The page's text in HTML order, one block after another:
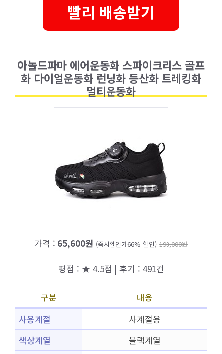
빨리 배송받기
아놀드파마 에어운동화 스파이크리스 골프
화 다이얼운동화 런닝화 등산화 트레킹화
멀티운동화
가격 : 65,600원 (즉시할인가66% 할인) 198,000원
평점 : ★ 4.5점 | 후기 : 491건
구분
내용
사용계절
사계절용
색상계열
블랙계열